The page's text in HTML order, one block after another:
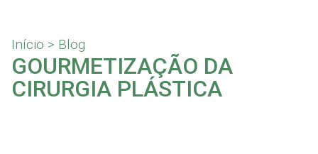
Início > Blog
GOURMETIZAÇÃO DA
CIRURGIA PLÁSTICA